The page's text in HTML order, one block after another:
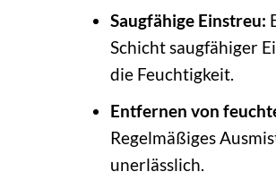
Saugfähige Einstreu:
Schicht saugfähiger
die Feuchtigkeit.
Entfernen von
Regelmäßiges
unerlässlich.